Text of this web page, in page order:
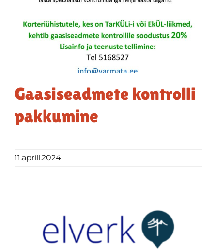
Gaasiseadmete kontrolli
pakkumine
11.aprill.2024